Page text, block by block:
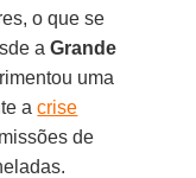
o que se
aGrande
uma
acrise
de